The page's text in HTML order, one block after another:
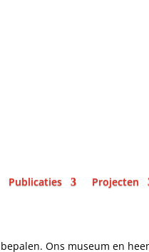
Publicaties Projecten
Ons museum en